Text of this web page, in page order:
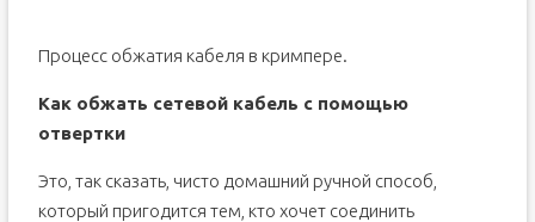
Процесс обжатия кабеля в кримпере.
Как обжать сетевой кабель с помощью
отвертки
Это, так сказать, чисто домашний ручной способ,
который пригодится тем, кто хочет соединить